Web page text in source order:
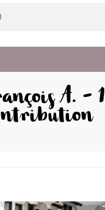
ARCHIVES
A. - 1